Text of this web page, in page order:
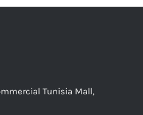
Tunisia Mall,